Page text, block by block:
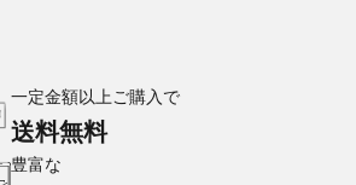
一定金額以上ご購入で
送料無料
豊富な